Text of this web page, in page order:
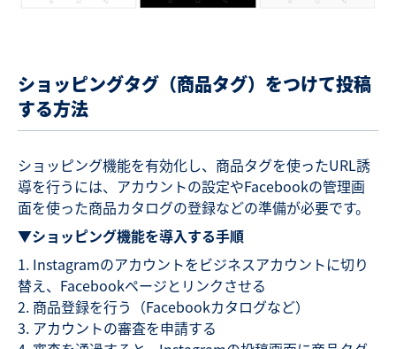
ショッピングタグ（商品タグ）をつけて投稿
する方法
ショッピング機能を有効化し、商品タグを使ったURL誘
導を行うには、アカウントの設定やFacebookの管理画
面を使った商品カタログの登録などの準備が必要です。
▼ショッピング機能を導入する手順
Instagramのアカウントをビジネスアカウントに切り
替え、Facebookページとリンクさせる
商品登録を行う（Facebookカタログなど）
アカウントの審査を申請する